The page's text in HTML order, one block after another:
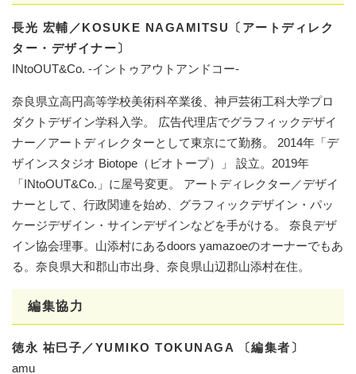
長光 宏輔／KOSUKE NAGAMITSU〔アートディレク
ター・デザイナー〕
INtoOUT&Co. -イントゥアウトアンドコー-
奈良県立高円高等学校美術科卒業後、神戸芸術工科大学プロ
ダクトデザイン学科入学。 広告代理店でグラフィックデザイ
ナー／アートディレクターとして東京にて勤務。 2014年「デ
ザインスタジオ Biotope（ビオトープ）」 設立。2019年
「INtoOUT&Co.」に屋号変更。 アートディレクター／デザイ
ナーとして、行政関連を始め、グラフィックデザイン・パッ
ケージデザイン・サインデザインなどを手がける。 奈良デザ
イン協会理事。山添村にあるdoors yamazoeのオーナーでもあ
る。奈良県大和郡山市出身、奈良県山辺郡山添村在住。
編集協力
徳永 祐巳子／YUMIKO TOKUNAGA 〔編集者〕
amu